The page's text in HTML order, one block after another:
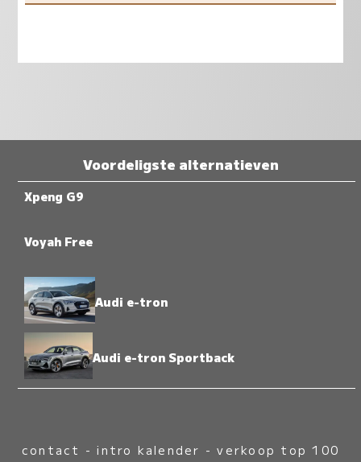
Voordeligste alternatieven
Xpeng G9
Voyah Free
Audi e-tron
Audi e-tron Sportback
contact -intro kalender -verkoop top 100